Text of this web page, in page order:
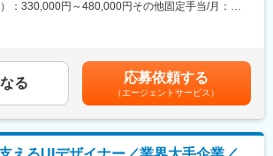
ータを活用したデータ分析・機械学習アルゴリズ
デルを実装した製品・運用システムの開発（Edge、
生成AIシステム開発
：330,000円～480,000円その他固定手当/月：
業績に応じて支給＜入社時の年収提示例 ※月20h残
場合＞ 【サブチーフ】29歳 年収：7,450,000円
年収：8,500,000円賃金はあくまでも目安の金
を通じて上下する可能性があります。月給(月額)は
た表記です。
る 応募依頼する
（エージェントサービス）